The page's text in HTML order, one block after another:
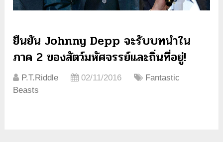
ยืนยัน Johnny Depp จะรับบทนำใน
ภาค 2 ของสัตว์มหัศจรรย์และถิ่นที่อยู่!
P.T.Riddle 02/11/2016
Fantastic
Beasts